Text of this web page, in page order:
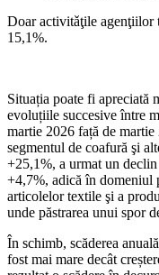
Doar activitǎţile agenţiilor
15,1%.
Situația poate fi apreciată
evoluțiile succesive între
martie 2026 față de
segmentul de coafură şi
+25,1%, a urmat un
+4,7%, adică în domeniul
articolelor textile şi a
unde păstrarea unui spor
În schimb, scăderea
fost mai mare decât